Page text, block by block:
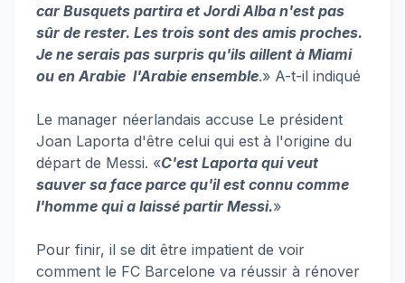
car Busquets partira et Jordi Alba n'est pas
sûr de rester. Les trois sont des amis proches.
Je ne serais pas surpris qu'ils aillent à Miami
ou en Arabie l'Arabie ensemble.» A-t-il indiqué
Le manager néerlandais accuse Le président
Joan Laporta d'être celui qui est à l'origine du
départ de Messi. «C'est Laporta qui veut
sauver sa face parce qu'il est connu comme
l'homme qui a laissé partir Messi.»
Pour finir, il se dit être impatient de voir
comment le FC Barcelone va réussir à rénover